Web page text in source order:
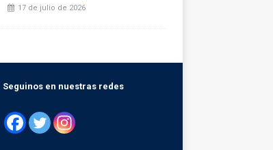
17 de julio de 2026
Seguinos en nuestras redes